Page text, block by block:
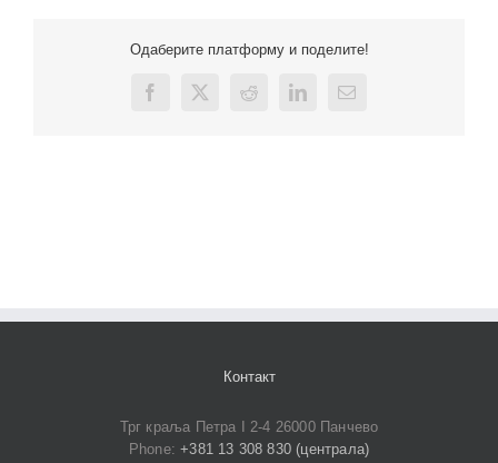
Одаберите платформу и поделите!
Facebook
X Reddit LinkedInEmail
Контакт
Трг краља Петра I 2-4 26000 Панчево
Phone:+381 13 308 830 (централа)